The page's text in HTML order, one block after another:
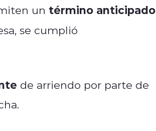
un término anticipado
se cumplió
de arriendo por parte de